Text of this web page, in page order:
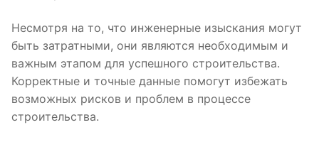
Несмотря на то, что инженерные изыскания могут
быть затратными, они являются необходимым и
важным этапом для успешного строительства.
Корректные и точные данные помогут избежать
возможных рисков и проблем в процессе
строительства.